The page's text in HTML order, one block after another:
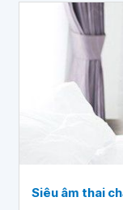
Siêu âm thai